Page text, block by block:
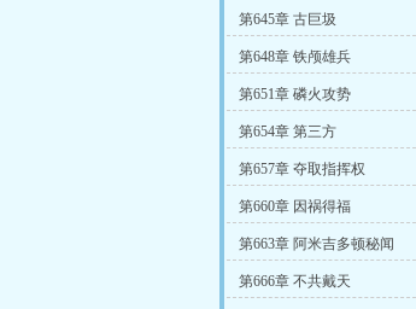
第645章 古巨圾
第648章 铁颅雄兵
第651章 磷火攻势
第654章 第三方
第657章 夺取指挥权
第660章 因祸得福
第663章 阿米吉多顿秘闻
第666章 不共戴天